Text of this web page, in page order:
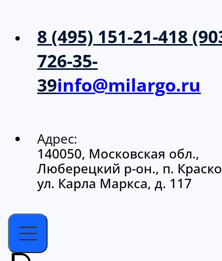
8 (495) 151-21-418
726-35-
39info@milargo.ru
Адрес:
140050, Московская обл.,
Люберецкий р-он., п.
ул. Карла Маркса, д. 117